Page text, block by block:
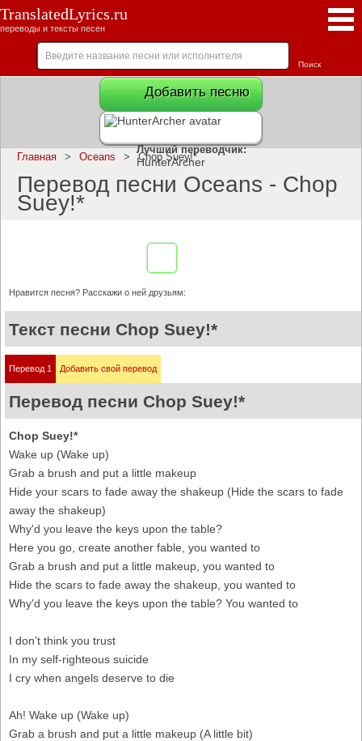
TranslatedLyrics.ru
переводы и тексты песен
Добавить песню
Лучший переводчик:
HunterArcher
Главная > Oceans > Chop Suey!*
Перевод песни Oceans - Chop
Suey!*
Нравится песня? Расскажи о ней друзьям:
Текст песни Chop Suey!*
Перевод 1 Добавить свой перевод
Перевод песни Chop Suey!*
Chop Suey!*
Wake up (Wake up)
Grab a brush and put a little makeup
Hide your scars to fade away the shakeup (Hide the scars to fade
away the shakeup)
Why'd you leave the keys upon the table?
Here you go, create another fable, you wanted to
Grab a brush and put a little makeup, you wanted to
Hide the scars to fade away the shakeup, you wanted to
Why'd you leave the keys upon the table? You wanted to
I don't think you trust
In my self-righteous suicide
I cry when angels deserve to die
Ah! Wake up (Wake up)
Grab a brush and put a little makeup (A little bit)